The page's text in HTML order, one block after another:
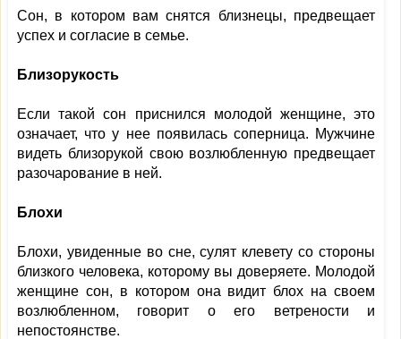
Сон, в котором вам снятся близнецы, предвещает
успех и согласие в семье.
Близорукость
Если такой сон приснился молодой женщине, это
означает, что у нее появилась соперница. Мужчине
видеть близорукой свою возлюбленную предвещает
разочарование в ней.
Блохи
Блохи, увиденные во сне, сулят клевету со стороны
близкого человека, которому вы доверяете. Молодой
женщине сон, в котором она видит блох на своем
возлюбленном, говорит о его ветрености и
непостоянстве.